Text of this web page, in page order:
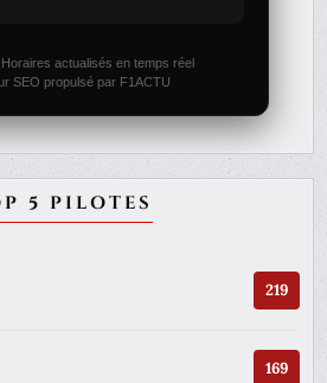
actualisés en temps réel
SEO propulsé par F1ACTU
5 PILOTES
219
169